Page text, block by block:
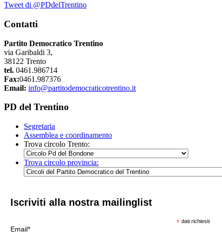
Tweet di @PDdelTrentino
Contatti
Partito Democratico Trentino
via Garibaldi 3,
38122 Trento
tel. 0461.986714
Fax:0461.987376
Email: info@partitodemocraticotrentino.it
PD del Trentino
Segretaria
Assemblea e coordinamento
Trova circolo Trento:
Trova circolo provincia:
Iscriviti alla nostra mailinglist
* dati richiesti
Email*